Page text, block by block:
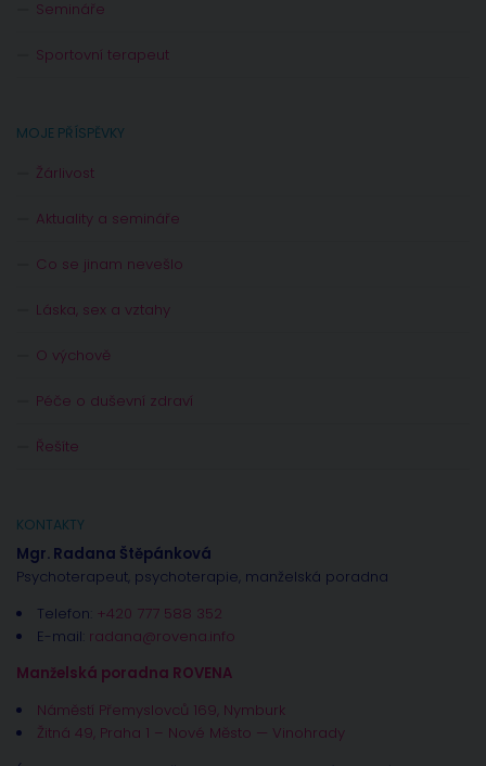
Semináře
Sportovní terapeut
MOJE PŘÍSPĚVKY
Žárlivost
Aktuality a semináře
Co se jinam nevešlo
Láska, sex a vztahy
O výchově
Péče o duševní zdraví
Řešíte
KONTAKTY
Mgr. Radana Štěpánková
Psychoterapeut, psychoterapie, manželská poradna
Telefon: +420 777 588 352
E-mail: radana@rovena.info
Manželská poradna ROVENA
Náměstí Přemyslovců 169, Nymburk
Žitná 49, Praha 1 – Nové Město — Vinohrady